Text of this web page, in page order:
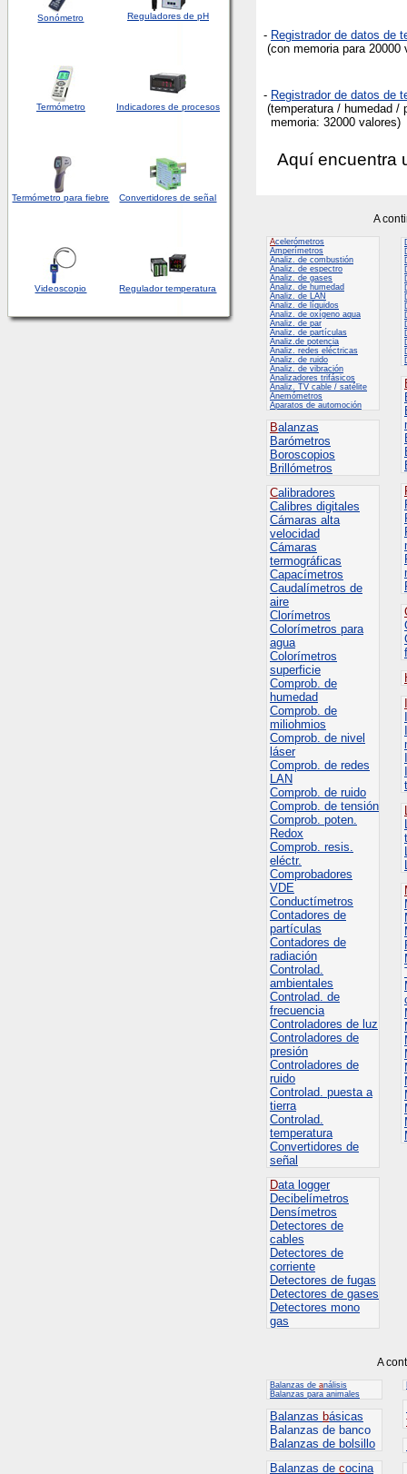
Sonómetro Reguladores de pH
Termómetro Indicadores de procesos
Termómetro para fiebre Convertidores de señal
Videoscopio Regulador temperatura
- Registrador de datos de
(con memoria para
- Registrador de datos de
(temperatura / humedad /
memoria: 32000 valores)
Aquí encuentra
A
Acelerómetros
Amperímetros
Analiz. de combustión
Analiz. de espectro
Analiz. de gases
Analiz. de humedad
Analiz. de LAN
Analiz. de líquidos
Analiz. de oxígeno aqua
Analiz. de par
Analiz. de partículas
Analiz.de potencia
Analiz. redes eléctricas
Analiz. de ruido
Analiz. de vibración
Analizadores trifásicos
Analiz. TV cable / satélite
Anemómetros
Aparatos de automoción
Balanzas
Barómetros
Boroscopios
Brillómetros
Calibradores
Calibres digitales
Cámaras alta
velocidad
Cámaras
termográficas
Capacímetros
Caudalímetros de
aire
Clorímetros
Colorímetros para
agua
Colorímetros
superficie
Comprob. de
humedad
Comprob. de
miliohmios
Comprob. de nivel
láser
Comprob. de redes
LAN
Comprob. de ruido
Comprob. de tensión
Comprob. poten.
Redox
Comprob. resis.
eléctr.
Comprobadores
VDE
Conductímetros
Contadores de
partículas
Contadores de
radiación
Controlad.
ambientales
Controlad. de
frecuencia
Controladores de luz
Controladores de
presión
Controladores de
ruido
Controlad. puesta a
tierra
Controlad.
temperatura
Convertidores de
señal
Data logger
Decibelímetros
Densímetros
Detectores de
cables
Detectores de
corriente
Detectores de fugas
Detectores de gases
Detectores mono
gas
A
Balanzas de análisis
Balanzas para animales
Balanzas básicas
Balanzas de banco
Balanzas de bolsillo
Balanzas de cocina